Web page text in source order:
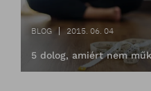
BLOG 2015. 06. 04
5 dolog, amiért nem